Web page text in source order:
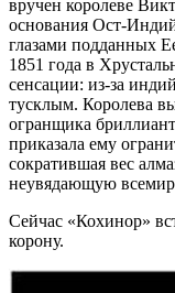
вручен королеве
основания Ост-
глазами подданных
1851 года в
сенсации: из-за
тусклым. Королева
огранщика
приказала ему
сократившая вес
неувядающую
Сейчас «Кохинор»
корону.